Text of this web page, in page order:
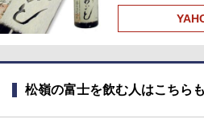
松嶺の富士を飲む人はこちらも